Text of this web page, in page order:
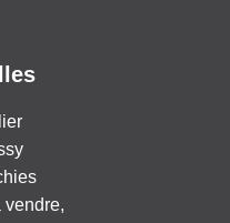
vendre,